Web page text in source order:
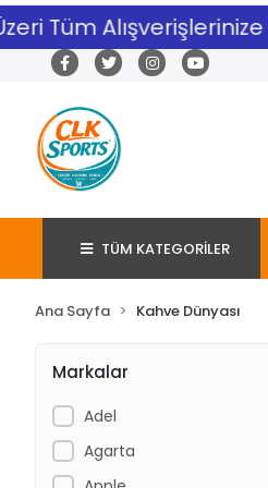
Tüm
TÜM KATEGORİLER
Ana Sayfa Kahve Dünyası
Markalar
Adel
Agarta